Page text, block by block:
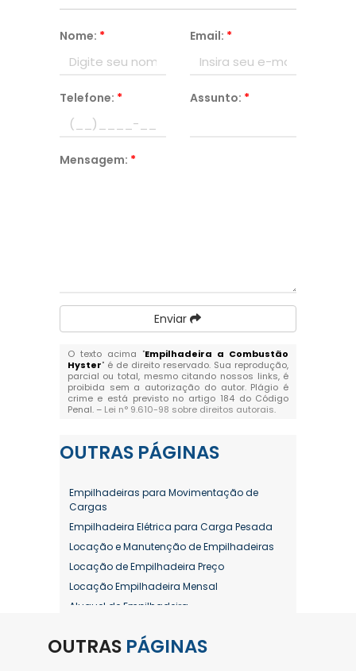
Nome: * Email: *
Telefone: * Assunto: *
Mensagem: *
Enviar
O texto acima "Empilhadeira a Combustão
Hyster" é de direito reservado. Sua reprodução,
parcial ou total, mesmo citando nossos links, é
proibida sem a autorização do autor. Plágio é
crime e está previsto no artigo 184 do Código
Penal. – Lei n° 9.610-98 sobre direitos autorais.
OUTRAS PÁGINAS
Empilhadeiras para Movimentação de
Cargas
Empilhadeira Elétrica para Carga Pesada
Locação e Manutenção de Empilhadeiras
Locação de Empilhadeira Preço
Locação Empilhadeira Mensal
Aluguel de Empilhadeira
Aluguel de Empilhadeira Diária Valor
OUTRAS PÁGINAS